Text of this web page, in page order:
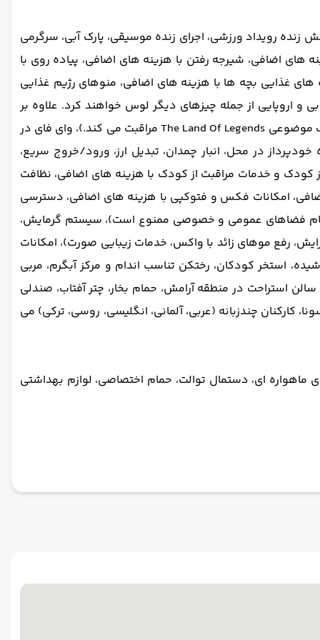
زنده رویداد ورزشی، اجرای زنده موسیقی، پارک آبی، سرگرمی
اضافی، شیرجه رفتن با هزینه های اضافی، پیاده روی با
های غذایی بچه ها با هزینه های اضافی، منوهای رژیم غذایی
و اروپایی از جمله چیزهای دیگر لوس خواهند کرد. علاوه بر
این، یک چوراسکاریای برزیلی، یک اغذیه فروشی ایتالیایی، یک شیرینی، یک اسموتی و یک بار ویتامین از سلامت جسمانی شما در پارک موضوعی The Land Of Legends مراقبت می کند.)، وای فای در
در محل، انبار چمدان، تبدیل ارز، ورود/خروج سریع،
از کودک و خدمات مراقبت از کودک با هزینه های اضافی، نظافت
امکانات فکس و فتوکپی با هزینه های اضافی، دسترسی
(تمام فضاهای عمومی و خصوصی ممنوع است)، سیستم گرمایش،
رفع موهای زائد با واکس، خدمات زیبایی صورت)، امکانات
استخر کودکان، رختکن تناسب اندام و مرکز آبگرم، مربی
استراحت در منطقه آرامش، حمام بخار، چتر آفتاب، صندلی
کارکنان چندزبانه (عربی، آلمانی، انگلیسی، روسی، ترکی) می
ای، دستمال توالت، حمام اختصاصی، لوازم بهداشتی